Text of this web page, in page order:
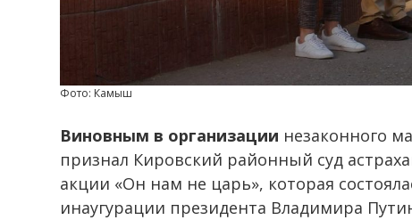
Фото: Камыш
Виновным в организации незаконного
признал Кировский районный суд
акции «Он нам не царь», которая
инаугурации президента Владимира